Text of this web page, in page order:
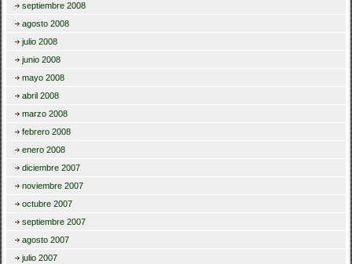
septiembre 2008
agosto 2008
julio 2008
junio 2008
mayo 2008
abril 2008
marzo 2008
febrero 2008
enero 2008
diciembre 2007
noviembre 2007
octubre 2007
septiembre 2007
agosto 2007
julio 2007